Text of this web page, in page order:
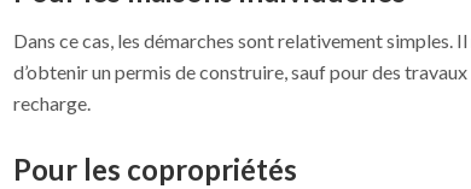
Dans ce cas, les démarches sont relativement simples.
d’obtenir un permis de construire, sauf pour des
recharge.
Pour les copropriétés